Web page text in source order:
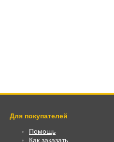
Для покупателей
Помощь
Как заказать